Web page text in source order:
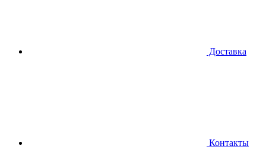
Доставка
Контакты